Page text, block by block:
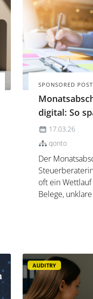
SPONSORED POST
digital: So
17.03.26
qonto
Der
oft ein
Belege,
AUDITRY